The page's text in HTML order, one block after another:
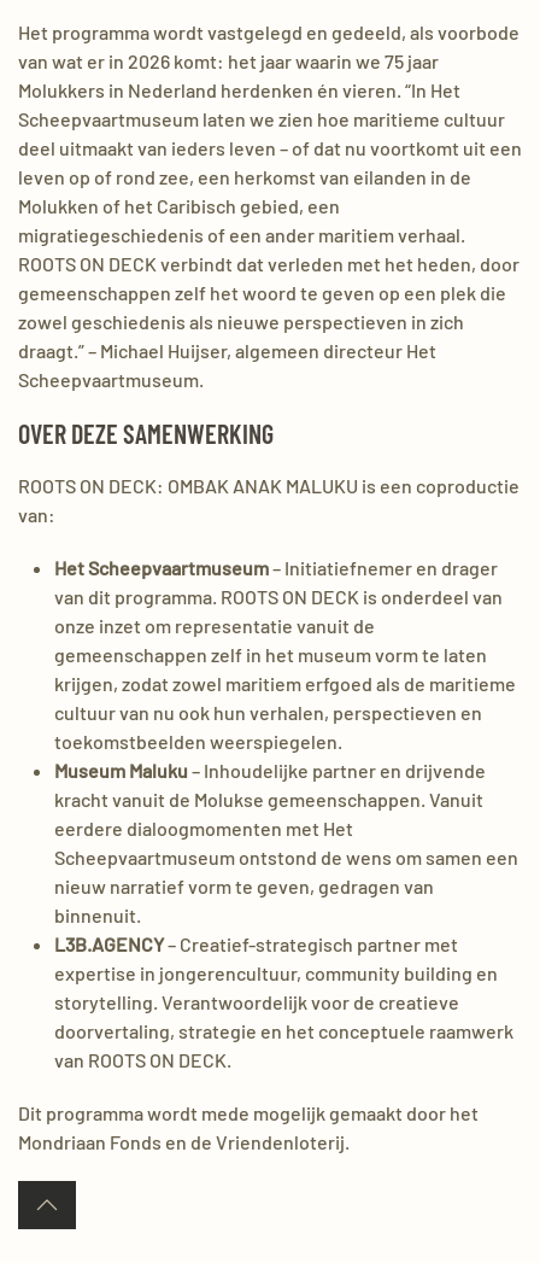
Het programma wordt vastgelegd en gedeeld, als voorbode
van wat er in 2026 komt: het jaar waarin we 75 jaar
Molukkers in Nederland herdenken én vieren. “In Het
Scheepvaartmuseum laten we zien hoe maritieme cultuur
deel uitmaakt van ieders leven – of dat nu voortkomt uit een
leven op of rond zee, een herkomst van eilanden in de
Molukken of het Caribisch gebied, een
migratiegeschiedenis of een ander maritiem verhaal.
ROOTS ON DECK verbindt dat verleden met het heden, door
gemeenschappen zelf het woord te geven op een plek die
zowel geschiedenis als nieuwe perspectieven in zich
draagt.” – Michael Huijser, algemeen directeur Het
Scheepvaartmuseum.
OVER DEZE SAMENWERKING
ROOTS ON DECK: OMBAK ANAK MALUKU is een coproductie
van:
Het Scheepvaartmuseum– Initiatiefnemer en drager
van dit programma. ROOTS ON DECK is onderdeel van
onze inzet om representatie vanuit de
gemeenschappen zelf in het museum vorm te laten
krijgen, zodat zowel maritiem erfgoed als de maritieme
cultuur van nu ook hun verhalen, perspectieven en
toekomstbeelden weerspiegelen.
Museum Maluku– Inhoudelijke partner en drijvende
kracht vanuit de Molukse gemeenschappen. Vanuit
eerdere dialoogmomenten met Het
Scheepvaartmuseum ontstond de wens om samen een
nieuw narratief vorm te geven, gedragen van
binnenuit.
L3B.AGENCY– Creatief-strategisch partner met
expertise in jongerencultuur, community building en
storytelling. Verantwoordelijk voor de creatieve
doorvertaling, strategie en het conceptuele raamwerk
van ROOTS ON DECK.
Dit programma wordt mede mogelijk gemaakt door het
Mondriaan Fonds en de Vriendenloterij.